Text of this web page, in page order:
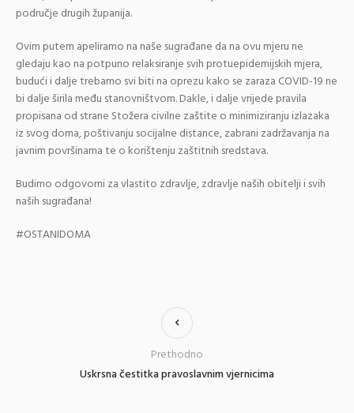
područje drugih županija.
Ovim putem apeliramo na naše sugrađane da na ovu mjeru ne
gledaju kao na potpuno relaksiranje svih protuepidemijskih mjera,
budući i dalje trebamo svi biti na oprezu kako se zaraza COVID-19 ne
bi dalje širila među stanovništvom. Dakle, i dalje vrijede pravila
propisana od strane Stožera civilne zaštite o minimiziranju izlazaka
iz svog doma, poštivanju socijalne distance, zabrani zadržavanja na
javnim površinama te o korištenju zaštitnih sredstava.
Budimo odgovorni za vlastito zdravlje, zdravlje naših obitelji i svih
naših sugrađana!
#OSTANIDOMA
Uskrsna čestitka pravoslavnim vjernicima
Prethodno